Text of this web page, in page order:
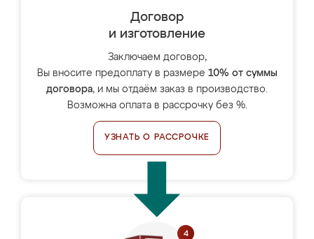
Договор
и изготовление
Заключаем договор,
Вы вносите предоплату в размере 10% от суммы
договора, и мы отдаём заказ в производство.
Возможна оплата в рассрочку без %.
УЗНАТЬ О РАССРОЧКЕ